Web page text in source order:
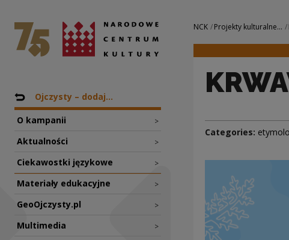
KRWAWNIK |
National Centre for Culture Poland
Nawigacja
Back to: Projekty
Ojczysty – dodaj...
O kampanii >
Aktualności >
Ciekawostki językowe >
Materiały edukacyjne >
GeoOjczysty.pl >
Multimedia >
Navigation
NCK Projekty kulturalne...
Categories: